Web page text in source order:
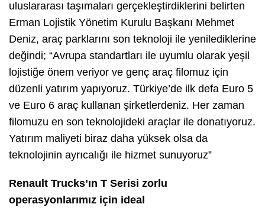
uluslararası taşımaları gerçekleştirdiklerini belirten
Erman Lojistik Yönetim Kurulu Başkanı Mehmet
Deniz, araç parklarını son teknoloji ile yenilediklerine
değindi; “Avrupa standartları ile uyumlu olarak yeşil
lojistiğe önem veriyor ve genç araç filomuz için
düzenli yatırım yapıyoruz. Türkiye’de ilk defa Euro 5
ve Euro 6 araç kullanan şirketlerdeniz. Her zaman
filomuzu en son teknolojideki araçlar ile donatıyoruz.
Yatırım maliyeti biraz daha yüksek olsa da
teknolojinin ayrıcalığı ile hizmet sunuyoruz”
Renault Trucks’ın T Serisi zorlu
operasyonlarımız için ideal